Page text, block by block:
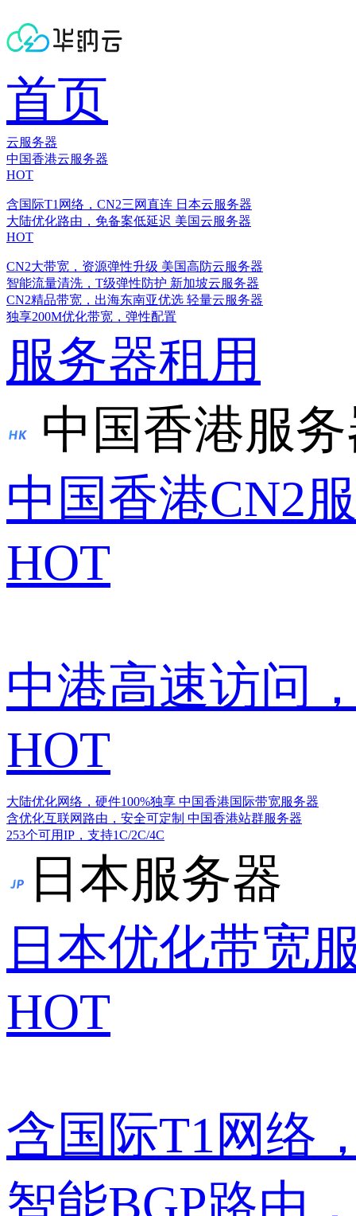
首页
云服务器
中国香港云服务器
HOT
含国际T1网络，CN2三网直连 日本云服务器
大陆优化路由，免备案低延迟 美国云服务器
HOT
CN2大带宽，资源弹性升级 美国高防云服务器
智能流量清洗，T级弹性防护 新加坡云服务器
CN2精品带宽，出海东南亚优选 轻量云服务器
独享200M优化带宽，弹性配置
服务器租用
中国香港服
中国香港CN2
HOT
中港高速访问
HOT
大陆优化网络，硬件100%独享 中国香港国际带宽服务器
含优化互联网路由，安全可定制 中国香港站群服务器
253个可用IP，支持1C/2C/4C
日本服务器
日本优化带宽
HOT
含国际T1网络
智能BGP路由